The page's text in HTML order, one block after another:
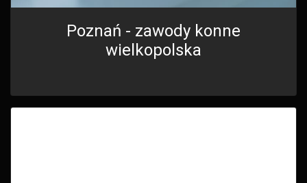
Poznań - zawody konne
wielkopolska